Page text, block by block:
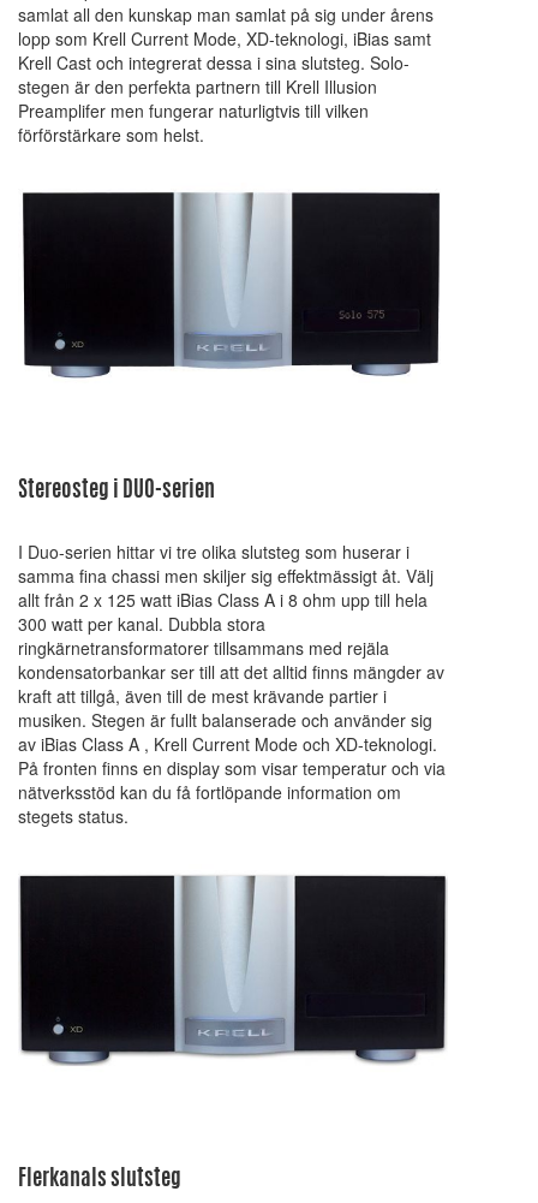
samlat all den kunskap man samlat på sig under årens
lopp som Krell Current Mode, XD-teknologi, iBias samt
Krell Cast och integrerat dessa i sina slutsteg. Solo-
stegen är den perfekta partnern till Krell Illusion
Preamplifer men fungerar naturligtvis till vilken
förförstärkare som helst.
Stereosteg i DUO-serien
I Duo-serien hittar vi tre olika slutsteg som huserar i
samma fina chassi men skiljer sig effektmässigt åt. Välj
allt från 2 x 125 watt iBias Class A i 8 ohm upp till hela
300 watt per kanal. Dubbla stora
ringkärnetransformatorer tillsammans med rejäla
kondensatorbankar ser till att det alltid finns mängder av
kraft att tillgå, även till de mest krävande partier i
musiken. Stegen är fullt balanserade och använder sig
av iBias Class A , Krell Current Mode och XD-teknologi.
På fronten finns en display som visar temperatur och via
nätverksstöd kan du få fortlöpande information om
stegets status.
Flerkanals slutsteg